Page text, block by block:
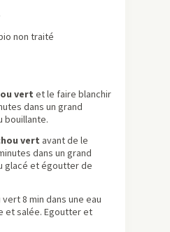
non traité
vert et le faire blanchir
dans un grand
bouillante.
vert avant de le
dans un grand
glacé et égoutter de
8 min dans une eau
et salée. Egoutter et